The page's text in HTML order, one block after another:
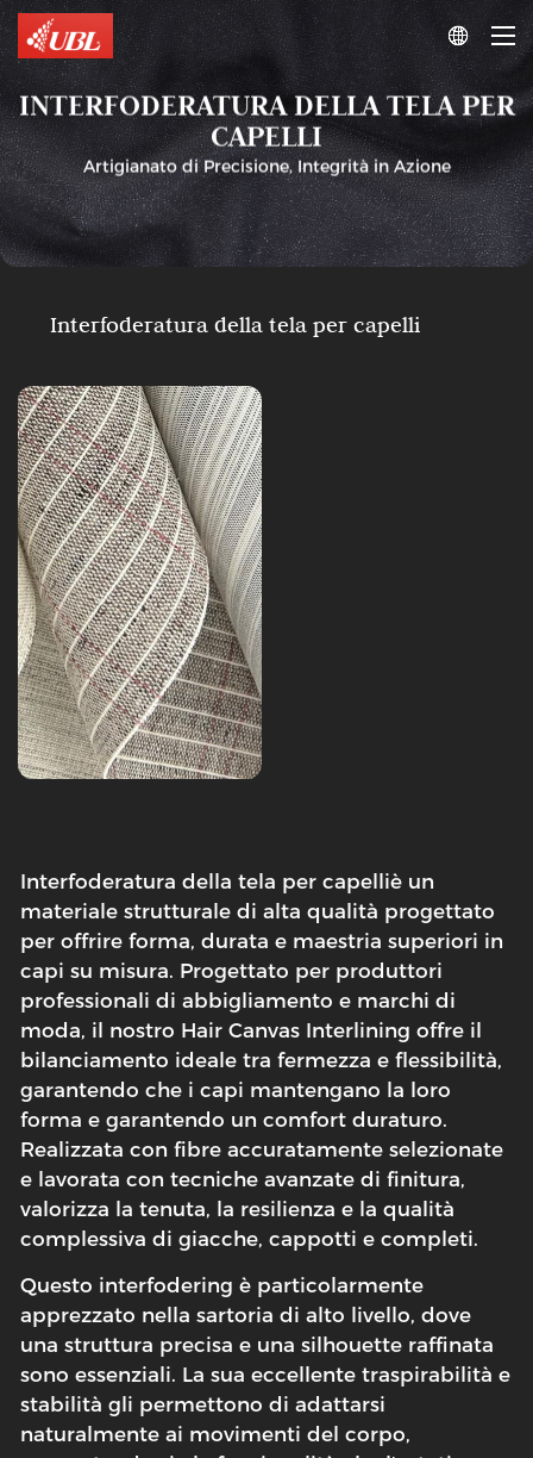

INTERFODERATURA DELLA TELA PER
CAPELLI
Artigianato di Precisione, Integrità in Azione
Interfoderatura della tela per capelli
Interfoderatura
della
tela
capelli
Interfoderatura
tela
per
Interfoderatura della tela per capelliè un
materiale strutturale di alta qualità progettato
per offrire forma, durata e maestria superiori in
capi su misura. Progettato per produttori
professionali di abbigliamento e marchi di
moda, il nostro Hair Canvas Interlining offre il
bilanciamento ideale tra fermezza e flessibilità,
garantendo che i capi mantengano la loro
forma e garantendo un comfort duraturo.
Realizzata con fibre accuratamente selezionate
e lavorata con tecniche avanzate di finitura,
valorizza la tenuta, la resilienza e la qualità
complessiva di giacche, cappotti e completi.
Questo interfodering è particolarmente
apprezzato nella sartoria di alto livello, dove
una struttura precisa e una silhouette raffinata
sono essenziali. La sua eccellente traspirabilità e
stabilità gli permettono di adattarsi
naturalmente ai movimenti del corpo,